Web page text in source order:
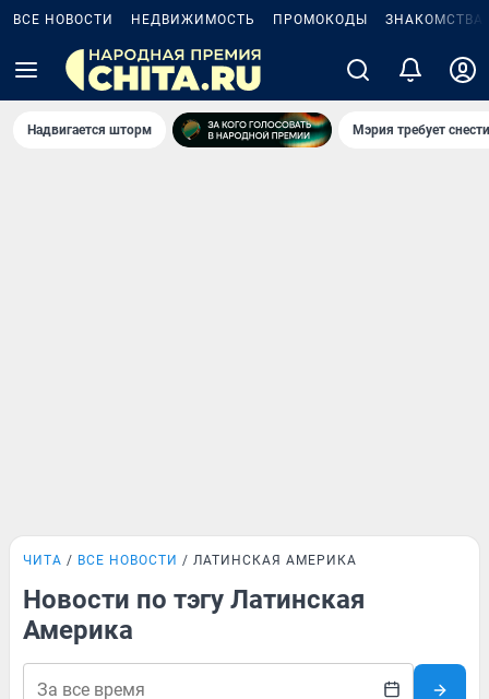
ВСЕ НОВОСТИ НЕДВИЖИМОСТЬ ПРОМОКОДЫ ЗНАКОМСТВА
Надвигается шторм Мэрия требует
ЧИТА ВСЕ НОВОСТИ ЛАТИНСКАЯ АМЕРИКА
Новости по тэгу Латинская
Америка